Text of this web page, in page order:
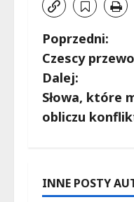
Z
o
b
a
z
Poprzedni:
Czescy
Dalej:
Słowa, które
obliczu
INNE POSTY